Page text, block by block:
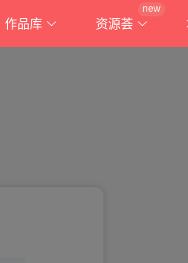
作品库 资源荟
new